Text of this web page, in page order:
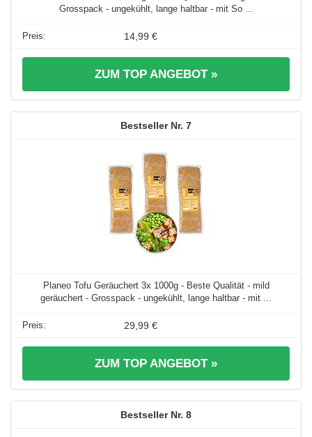
Grosspack - ungekühlt, lange haltbar - mit So ...
14,99 €
ZUM TOP ANGEBOT »
7
Planeo Tofu Geräuchert 3x 1000g - Beste Qualität - mild
geräuchert - Grosspack - ungekühlt, lange haltbar - mit ...
29,99 €
ZUM TOP ANGEBOT »
8